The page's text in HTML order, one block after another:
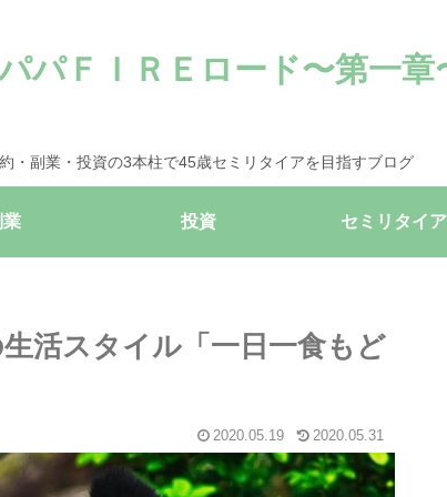
パＦＩＲＥロード〜第一章
・副業・投資の3本柱で45歳セミリタイアを目指すブログ
業 投資 セミリタイア
活スタイル「一日一食もど
2020.05.19 2020.05.31